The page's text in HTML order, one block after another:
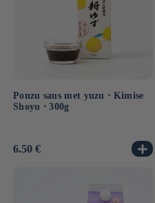
Ponzu saus met yuzu ⋅ Kimise
Shoyu ⋅ 300g
Normale
6.50 €